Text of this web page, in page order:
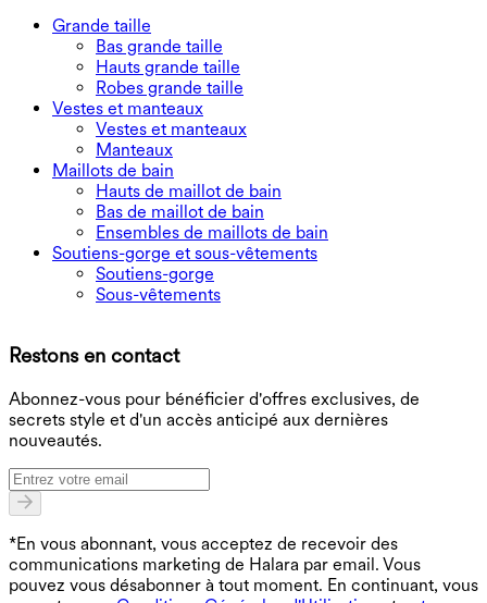
Grande taille
Bas grande taille
Hauts grande taille
Robes grande taille
Vestes et manteaux
Vestes et manteaux
Manteaux
Maillots de bain
Hauts de maillot de bain
Bas de maillot de bain
Ensembles de maillots de bain
Soutiens-gorge et sous-vêtements
Soutiens-gorge
Sous-vêtements
Restons en contact
Abonnez-vous pour bénéficier d'offres exclusives, de
secrets style et d'un accès anticipé aux dernières
nouveautés.
*En vous abonnant, vous acceptez de recevoir des
communications marketing de Halara par email. Vous
pouvez vous désabonner à tout moment. En continuant, vous